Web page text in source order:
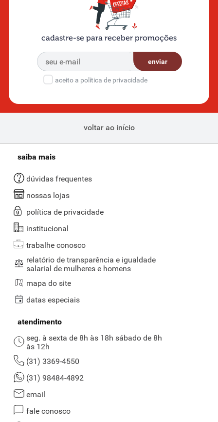
cadastre-se para receber promoções
enviar
aceito a política de privacidade
voltar ao início
saiba mais
dúvidas frequentes
nossas lojas
política de privacidade
institucional
trabalhe conosco
relatório de transparência e igualdade
salarial de mulheres e homens
mapa do site
datas especiais
atendimento
seg. à sexta de 8h às 18h sábado de 8h
às 12h
(31) 3369-4550
(31) 98484-4892
email
fale conosco